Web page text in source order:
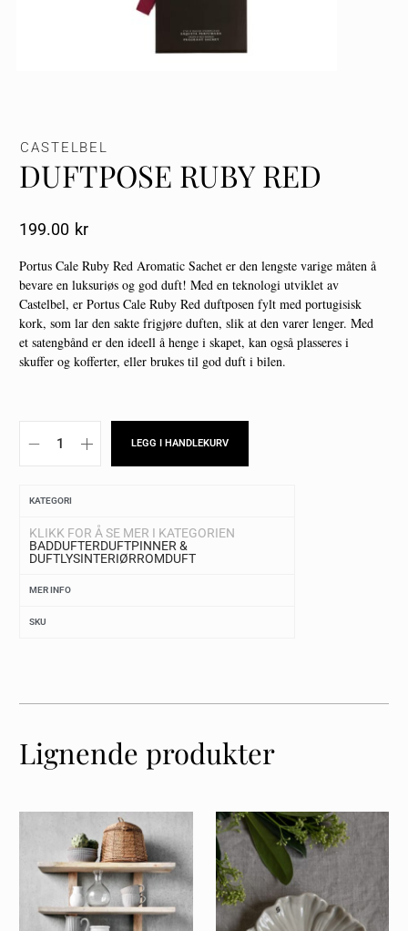
CASTELBEL
DUFTPOSE RUBY RED
199.00 Kr
Portus Cale Ruby Red Aromatic Sachet er den lengste varige måten å
bevare en luksuriøs og god duft! Med en teknologi utviklet av
Castelbel, er Portus Cale Ruby Red duftposen fylt med portugisisk
kork, som lar den sakte frigjøre duften, slik at den varer lenger. Med
et satengbånd er den ideell å henge i skapet, kan også plasseres i
skuffer og kofferter, eller brukes til god duft i bilen.
LEGG I HANDLEKURV
KATEGORI
KLIKK FOR Å SE MER I KATEGORIEN
BADDUFTERDUFTPINNER &
DUFTLYSINTERIØRROMDUFT
MER INFO
SKU
Lignende produkter